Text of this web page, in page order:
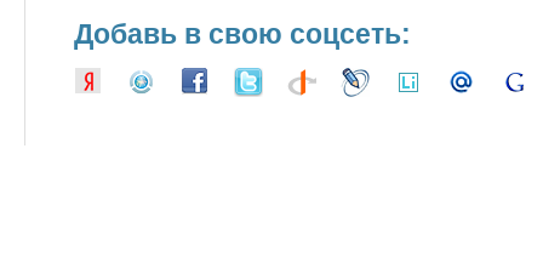
Добавь в свою соцсеть: